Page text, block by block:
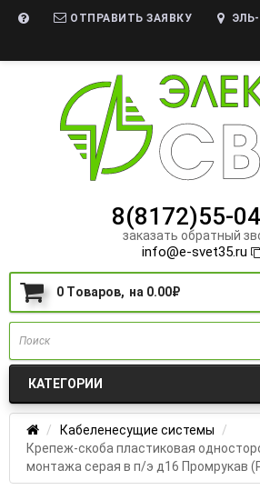
ОТПРАВИТЬ ЗАЯВКУ
8(8172)55-
заказать обратный
info@e-svet35.ru
0 Tоваров, на 0.00₽
КАТЕГОРИИ
Кабеленесущие системы
Крепеж-скоба пластиковая
монтажа серая в п/э д16 Промрукав